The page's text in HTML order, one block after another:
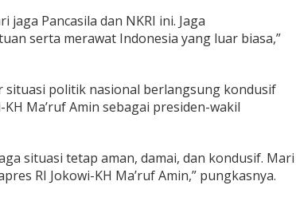
jaga Pancasila dan NKRI ini. Jaga
serta merawat Indonesia yang luar biasa,”
situasi politik nasional berlangsung kondusif
Ma’ruf Amin sebagai presiden-wakil
situasi tetap aman, damai, dan kondusif. Mari
RI Jokowi-KH Ma’ruf Amin,” pungkasnya.